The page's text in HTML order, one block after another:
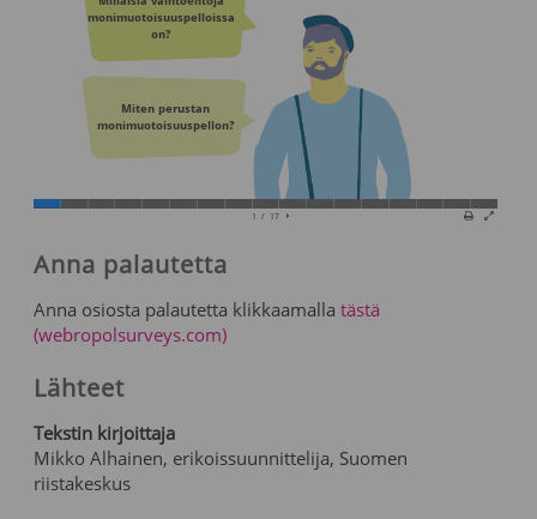
Anna palautetta
Anna osiosta palautetta klikkaamalla tästä
(webropolsurveys.com)
Lähteet
Tekstin kirjoittaja
Mikko Alhainen, erikoissuunnittelija, Suomen
riistakeskus